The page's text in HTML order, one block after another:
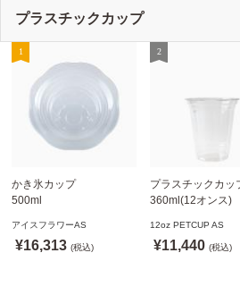
プラスチックカップ
かき氷カップ
500ml
※北海道・沖縄・離島 送
料別途
アイスフラワーAS
¥16,313 (税込)
プラスチックカッ
360ml(12オンス)
製)
※沖縄・離島 配送
12oz PETCUP AS
¥11,440 (税込)